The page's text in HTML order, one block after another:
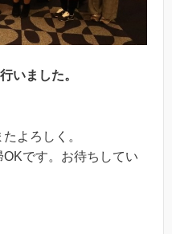
いました。
よろしく。
です。お待ちしてい